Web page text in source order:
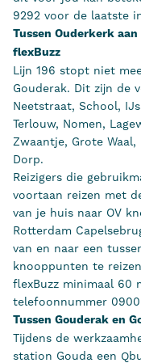
9292 voor de laatste
Tussen Ouderkerk
flexBuzz
Lijn 196 stopt niet
Gouderak. Dit zijn de
Neetstraat, School,
Terlouw, Nomen,
Zwaantje, Grote
Dorp.
Reizigers die
voortaan reizen met
van je huis naar OV
Rotterdam
van en naar een
knooppunten te
flexBuzz minimaal 60
telefoonnummer
Tussen Gouderak en
Tijdens de
station Gouda een